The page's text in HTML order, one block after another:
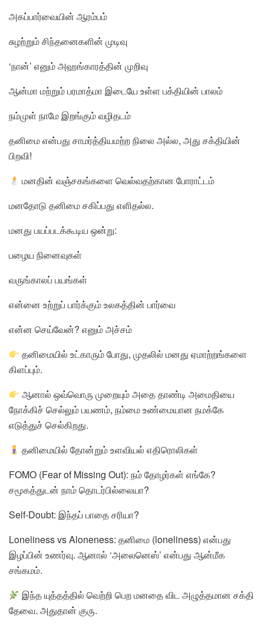
அகப்பார்வையின் ஆரம்பம்
சுழற்றும் சிந்தனைகளின் முடிவு
‘நான்’ எனும் அஹங்காரத்தின் முறிவு
ஆன்மா மற்றும் பரமாத்மா இடையே உள்ள பக்தியின் பாலம்
நம்முள் நாமே இறங்கும் வழிதடம்
தனிமை என்பது சாமர்த்தியமற்ற நிலை அல்ல, அது சக்தியின்
பிறவி!
மனதின் வஞ்சகங்களை வெல்வதற்கான போராட்டம்
மனதோடு தனிமை சகிப்பது எளிதல்ல.
மனது பயப்படக்கூடிய ஒன்று:
பழைய நினைவுகள்
வருங்காலப் பயங்கள்
என்னை உற்றுப் பார்க்கும் உலகத்தின் பார்வை
என்ன செய்வேன்? எனும் அச்சம்
தனிமையில் உட்காரும் போது, முதலில் மனது ஏமாற்றங்களை
கிளப்பும்.
ஆனால் ஒவ்வொரு முறையும் அதை தாண்டி அமைதியை
நோக்கிச் செல்லும் பயணம், நம்மை உண்மையான நமக்கே
எடுத்துச் செல்கிறது.
தனிமையில் தோன்றும் உளவியல் எதிரொலிகள்
FOMO (Fear of Missing Out): நம் தோழர்கள் எங்கே?
சமூகத்துடன் நாம் தொடர்பில்லையா?
Self-Doubt: இந்தப் பாதை சரியா?
Loneliness vs Aloneness: தனிமை (loneliness) என்பது
இழப்பின் உணர்வு. ஆனால் ‘அலைனெஸ்’ என்பது ஆன்மீக
சங்கமம்.
இந்த யுத்தத்தில் வெற்றி பெற மனதை விட அழுத்தமான சக்தி
தேவை. அதுதான் குரு.